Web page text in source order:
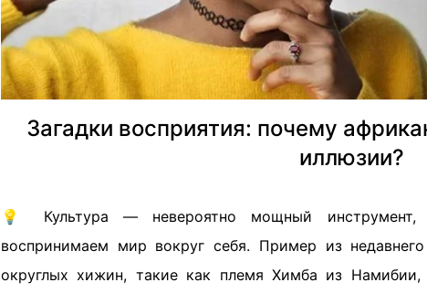
Загадки восприятия: почему
иллюзии?
💡 Культура — невероятно мощный
воспринимаем мир вокруг себя. Пример из
округлых хижин, такие как племя Химба из Намибии,